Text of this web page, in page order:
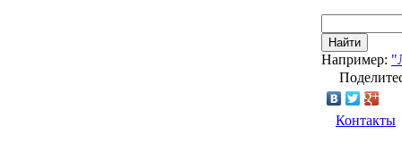
Найти
Например:
Контакты